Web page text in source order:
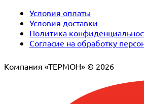
Условия оплаты
Условия доставки
Политика
Согласие на обработку
Компания «ТЕРМОН» © 2026